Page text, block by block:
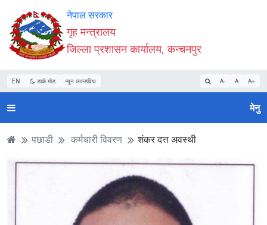
Accessibility
Mode
सुरु
गर्नुहोस्
सामाग्री
पढ्नुहाेस्
नेभिगेसन
पढ्नुहाेस्
वेबसाइट
खोजमा
जानुहोस्
नेपाल सरकार
गृह मन्त्रालय
जिल्ला प्रशासन कार्यालय, कन्चनपुर
EN डार्क मोड न्यून व्यान्डविथ A- A A+
मेनु
पछाडी कर्मचारी विवरण शंकर दत्त अवस्थी